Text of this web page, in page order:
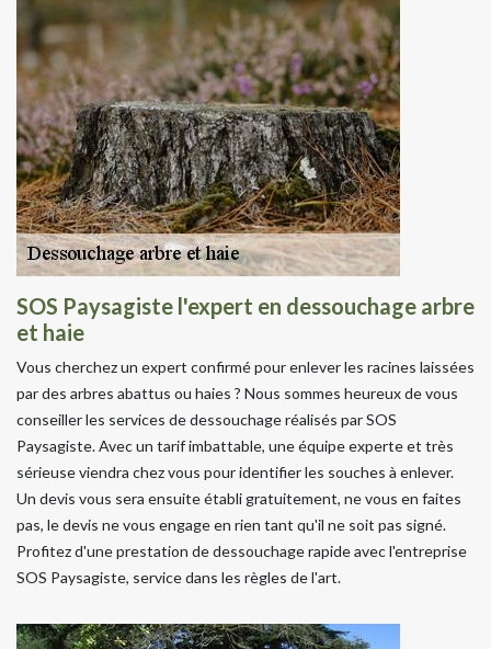
SOS Paysagiste l'expert en dessouchage arbre
et haie
Vous cherchez un expert confirmé pour enlever les racines laissées
par des arbres abattus ou haies ? Nous sommes heureux de vous
conseiller les services de dessouchage réalisés par SOS
Paysagiste. Avec un tarif imbattable, une équipe experte et très
sérieuse viendra chez vous pour identifier les souches à enlever.
Un devis vous sera ensuite établi gratuitement, ne vous en faites
pas, le devis ne vous engage en rien tant qu'il ne soit pas signé.
Profitez d'une prestation de dessouchage rapide avec l'entreprise
SOS Paysagiste, service dans les règles de l'art.